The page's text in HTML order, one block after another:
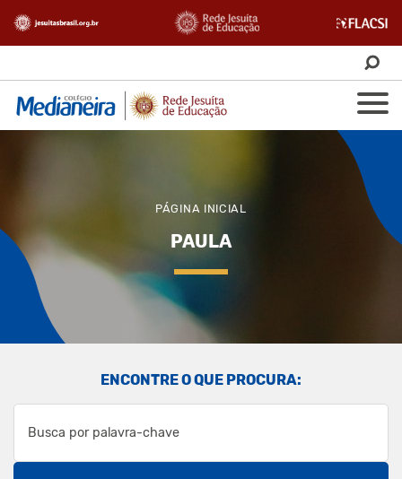
PÁGINA INICIAL
PAULA
ENCONTRE O QUE PROCURA: